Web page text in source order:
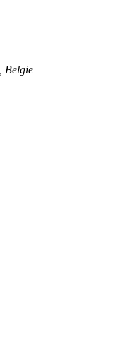
Belgie